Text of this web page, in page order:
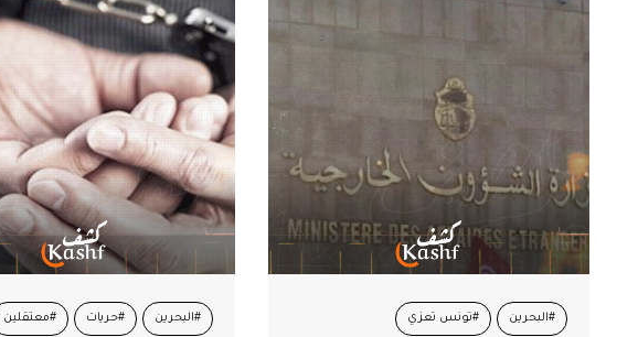
#البحرين #تونس تعزي #البحرين #حريات #معتقلين